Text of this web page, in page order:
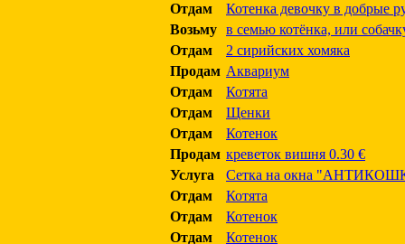
Отдам
Котенка девочку в добрые
Возьму в семью котёнка, или
Отдам
2 сирийских хомяка
Продам Аквариум
Отдам
Котята
Отдам
Щенки
Отдам
Котенок
Продам креветок вишня 0.30 €
Услуга
Сетка на окна
Отдам
Котята
Отдам
Котенок
Отдам
Котенок